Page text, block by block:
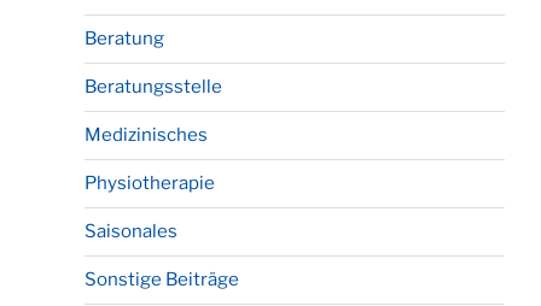
Beratung
Beratungsstelle
Medizinisches
Physiotherapie
Saisonales
Sonstige Beiträge